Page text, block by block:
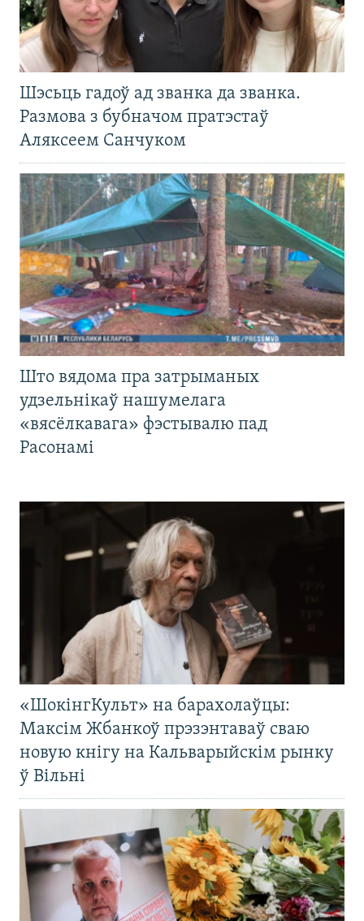
Шэсьць гадоў ад званка да званка.
Размова з бубначом пратэстаў
Аляксеем Санчуком
Што вядома пра затрыманых
удзельнікаў нашумелага
«вясёлкавага» фэстывалю пад
Расонамі
«ШокінгКульт» на барахолаўцы:
Максім Жбанкоў прэзэнтаваў сваю
новую кнігу на Кальварыйскім рынку
ў Вільні